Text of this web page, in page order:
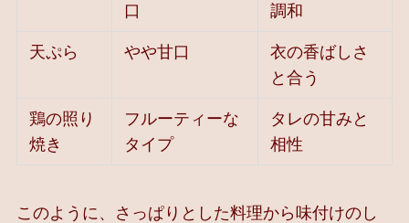
口
調和
天ぷら やや甘口
衣の香ばしさ
と合う
鶏の照り
焼き
フルーティーな
タイプ
タレの甘みと
相性
このように、さっぱりとした料理から味付けのし